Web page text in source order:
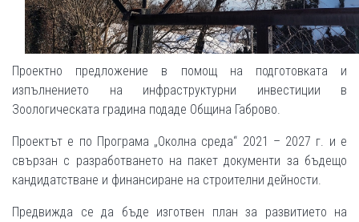
Проектно предложение в помощ на подготовката и
изпълнението на инфраструктурни инвестиции в
Зоологическата градина подаде Община Габрово.
Проектът е по Програма „Околна среда“ 2021 – 2027 г. и е
свързан с разработването на пакет документи за бъдещо
кандидатстване и финансиране на строителни дейности.
Предвижда се да бъде изготвен план за развитието на